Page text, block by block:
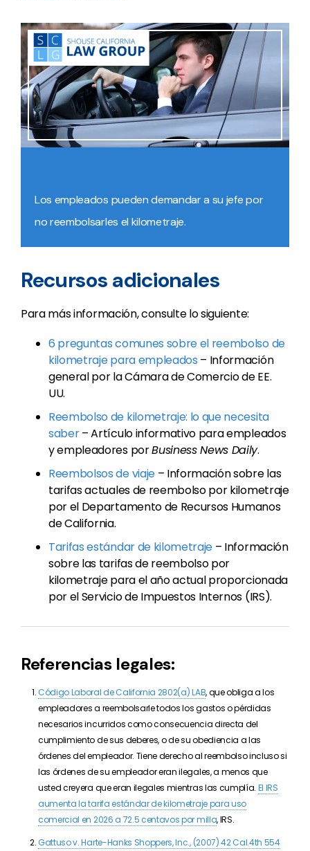
Los empleados pueden demandar a su jefe por
no reembolsarles el kilometraje.
Recursos adicionales
Para más información, consulte lo siguiente:
6 preguntas comunes sobre el reembolso de
kilometraje para empleados – Información
general por la Cámara de Comercio de EE.
UU.
Reembolso de kilometraje: lo que necesita
saber– Artículo informativo para empleados
y empleadores porBusiness News Daily.
Reembolsos de viaje– Información sobre las
tarifas actuales de reembolso por kilometraje
por el Departamento de Recursos Humanos
de California.
Tarifas estándar de kilometraje – Información
sobre las tarifas de reembolso por
kilometraje para el año actual proporcionada
por el Servicio de Impuestos Internos (IRS).
Referencias legales:
Código Laboral de California 2802(a) LAB, que obliga a los
empleadores a reembolsarle todos los gastos o pérdidas
necesarios incurridos como consecuencia directa del
cumplimiento de sus deberes, o de su obediencia a las
órdenes del empleador. Tiene derecho al reembolso incluso si
las órdenes de su empleador eran ilegales, a menos que
usted creyera que eran ilegales mientras las cumplía. El IRS
aumenta la tarifa estándar de kilometraje para uso
comercial en 2026 a 72.5 centavos por milla, IRS.
Gattuso v. Harte-Hanks Shoppers, Inc., (2007) 42 Cal.4th 554